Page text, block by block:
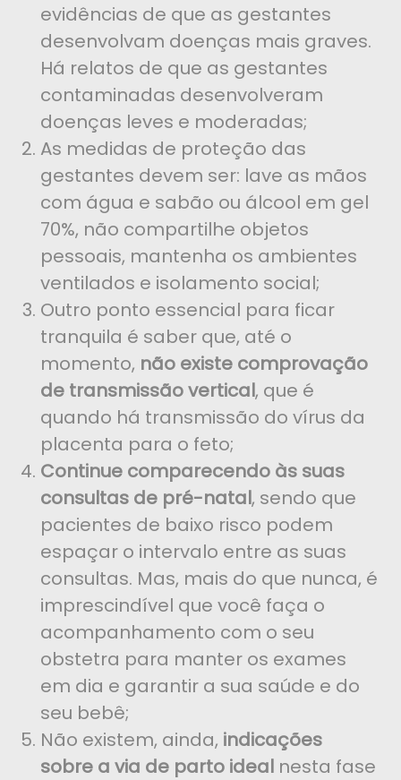
evidências de que as gestantes
desenvolvam doenças mais graves.
Há relatos de que as gestantes
contaminadas desenvolveram
doenças leves e moderadas;
As medidas de proteção das
gestantes devem ser: lave as mãos
com água e sabão ou álcool em gel
70%, não compartilhe objetos
pessoais, mantenha os ambientes
ventilados e isolamento social;
Outro ponto essencial para ficar
tranquila é saber que, até o
momento, não existe comprovação
de transmissão vertical, que é
quando há transmissão do vírus da
placenta para o feto;
Continue comparecendo às suas
consultas de pré-natal, sendo que
pacientes de baixo risco podem
espaçar o intervalo entre as suas
consultas. Mas, mais do que nunca, é
imprescindível que você faça o
acompanhamento com o seu
obstetra para manter os exames
em dia e garantir a sua saúde e do
seu bebê;
Não existem, ainda, indicações
sobre a via de parto ideal nesta fase